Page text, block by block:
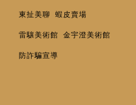
東扯美聊 蝦皮賣場
雷驤美術館 金宇澄美術館
防詐騙宣導